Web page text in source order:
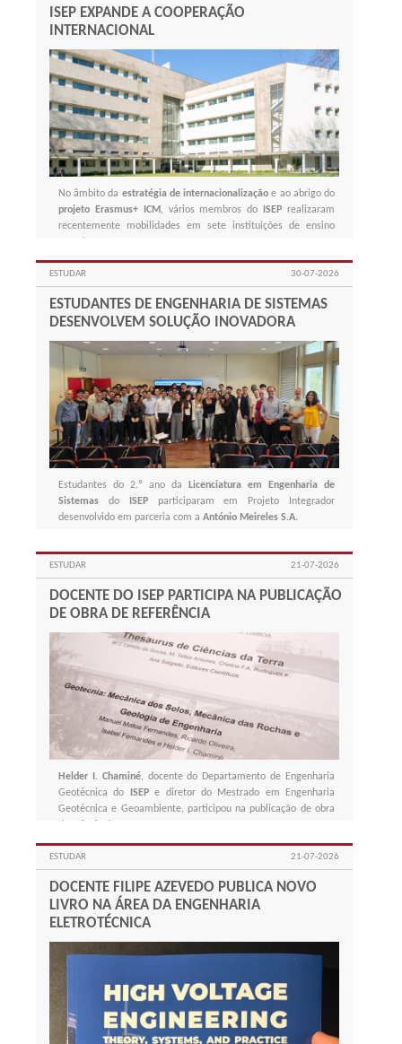
ISEP EXPANDE A COOPERAÇÃO
INTERNACIONAL
No âmbito da estratégia de internacionalização e ao abrigo do
projeto
Erasmus+ ICM, vários membros do ISEPrealizaram
recentemente mobilidades em sete instituições de ensino
ESTUDAR 30-07-2026
ESTUDANTES DE ENGENHARIA DE SISTEMAS
DESENVOLVEM SOLUÇÃO INOVADORA
Estudantes do 2.º ano da
Licenciatura em Engenharia de
Sistemas do ISEPparticiparam em Projeto Integrador
desenvolvido em parceria com a António Meireles S.A.
ESTUDAR 21-07-2026
DOCENTE DO ISEP PARTICIPA NA PUBLICAÇÃO
DE OBRA DE REFERÊNCIA
Helder I. Chaminé, docente do Departamento de Engenharia
Geotécnica do
ISEPe diretor do Mestrado em Engenharia
Geotécnica e Geoambiente, participou na publicação de obra
ESTUDAR 21-07-2026
DOCENTE FILIPE AZEVEDO PUBLICA NOVO
LIVRO NA ÁREA DA ENGENHARIA
ELETROTÉCNICA